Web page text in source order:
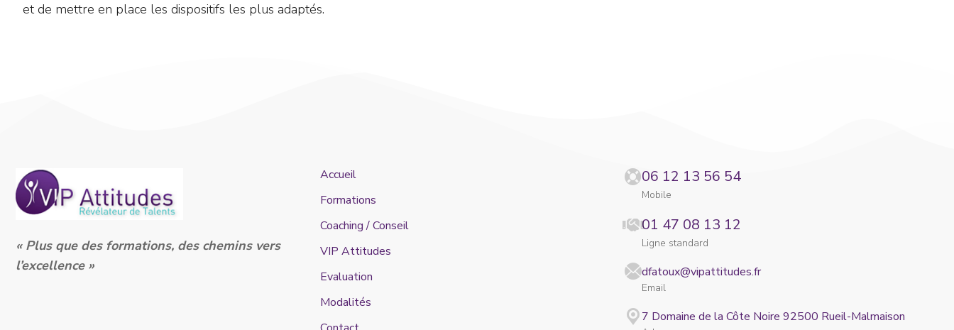
et de mettre en place les dispositifs les plus adaptés.
« Plus que des formations, des chemins vers
l’excellence »
Accueil
Formations
Coaching / Conseil
VIP Attitudes
Evaluation
Modalités
06 12 13 56 54
Mobile
01 47 08 13 12
Ligne standard
dfatoux@vipattitudes.fr
Email
7 Domaine de la Côte Noire 92500 Rueil-Malmaison